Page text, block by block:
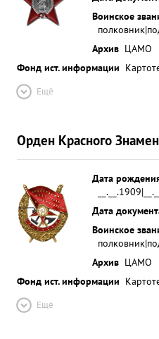
второго эшелона десанта
зажатая вражеская
батальоном Лейбовича
полностью уничтожена и
офицеров. Таким
Батальон Лейбовича
горадных десантом ...»
Воинское
Архив ЦАМО
Фонд ист. информации
Ещё
Орден Красного
Дата
Дата
Воинское
Архив ЦАМО
Фонд ист. информации
Ещё